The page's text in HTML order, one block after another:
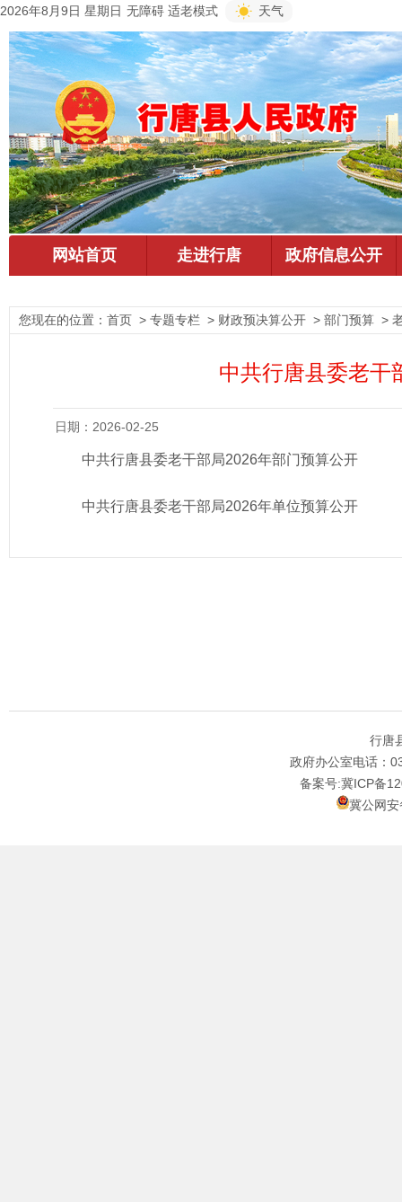
2026年8月9日 星期日 无障碍 适老模式 天气
您现在的位置： 首页 > 专题专栏 > 财政预决算公开 > 部门预算 >
中共行唐县委老干
日期：2026-02-25
中共行唐县委老干部局2026年部门预算公开
中共行唐县委老干部局2026年单位预算公开